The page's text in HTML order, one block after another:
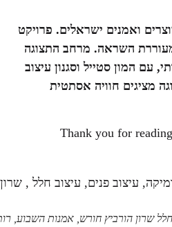
ואמנים ישראלים. פרויקט
השראה. מרחב התצוגה
עם המון סטייל וסגנון עיצוב
מציגים חוויה אסתטית
Thank you for
שרון הורביץ חורש, אמנות השבוע, רות